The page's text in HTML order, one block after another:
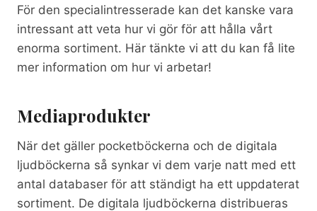
För den specialintresserade kan det kanske vara
intressant att veta hur vi gör för att hålla vårt
enorma sortiment. Här tänkte vi att du kan få lite
mer information om hur vi arbetar!
Mediaprodukter
När det gäller pocketböckerna och de digitala
ljudböckerna så synkar vi dem varje natt med ett
antal databaser för att ständigt ha ett uppdaterat
sortiment. De digitala ljudböckerna distribueras